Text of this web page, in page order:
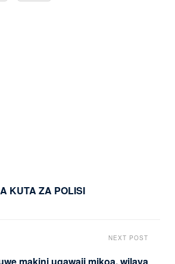
KUTA ZA POLISI
NEXT POST
makini ugawaji mikoa, wilaya